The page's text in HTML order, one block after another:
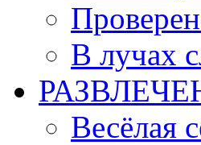
В лучах
Весёлая